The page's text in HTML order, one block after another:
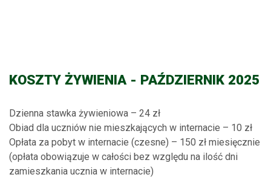
KOSZTY ŻYWIENIA - PAŹDZIERNIK 2025
Dzienna stawka żywieniowa – 24 zł
Obiad dla uczniów nie mieszkających w internacie – 10 zł
Opłata za pobyt w internacie (czesne) – 150 zł miesięcznie
(opłata obowiązuje w całości bez względu na ilość dni
zamieszkania ucznia w internacie)